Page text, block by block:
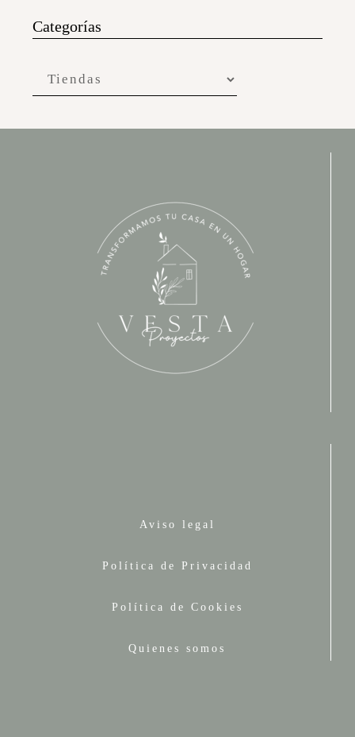
Categorías
Aviso legal
Política de Privacidad
Política de Cookies
Quienes somos